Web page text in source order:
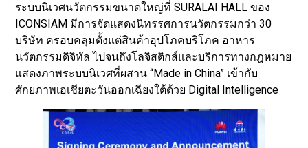
ระบบนิเวศนวัตกรรมขนาดใหญ่ที่ SURALAI HALL ของ
ICONSIAM มีการจัดแสดงนิทรรศการนวัตกรรมกว่า 30
บริษัท ครอบคลุมตั้งแต่สินค้าอุปโภคบริโภค อาหาร
นวัตกรรมดิจิทัล ไปจนถึงโลจิสติกส์และบริการทางกฎหมาย
แสดงภาพระบบนิเวศที่ผสาน “Made in China” เข้ากับ
ศักยภาพเอเชียตะวันออกเฉียงใต้ด้วย Digital Intelligence